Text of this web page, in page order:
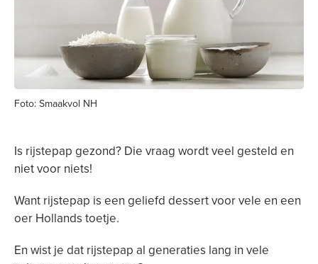
Foto: Smaakvol NH
Is rijstepap gezond? Die vraag wordt veel gesteld en
niet voor niets!
Want rijstepap is een geliefd dessert voor vele en een
oer Hollands toetje.
En wist je dat rijstepap al generaties lang in vele